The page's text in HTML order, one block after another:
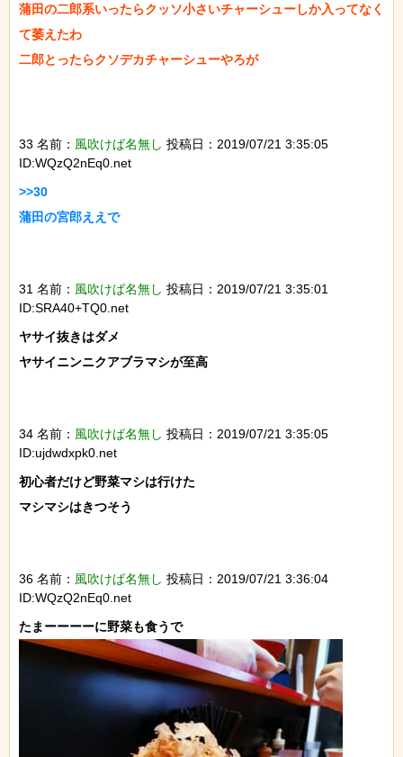
蒲田の二郎系いったらクッソ小さいチャーシューしか入ってなく
て萎えたわ
二郎とったらクソデカチャーシューやろが
33 名前： 風吹けば名無し 投稿日：2019/07/21 3:35:05
ID:WQzQ2nEq0.net
>>30
蒲田の宮郎ええで
31 名前： 風吹けば名無し 投稿日：2019/07/21 3:35:01
ID:SRA40+TQ0.net
ヤサイ抜きはダメ
ヤサイニンニクアブラマシが至高
34 名前： 風吹けば名無し 投稿日：2019/07/21 3:35:05
ID:ujdwdxpk0.net
初心者だけど野菜マシは行けた
マシマシはきつそう
36 名前： 風吹けば名無し 投稿日：2019/07/21 3:36:04
ID:WQzQ2nEq0.net